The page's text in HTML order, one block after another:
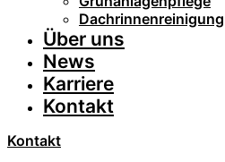
Dachrinnenreinigung
Über uns
News
Karriere
Kontakt
Kontakt